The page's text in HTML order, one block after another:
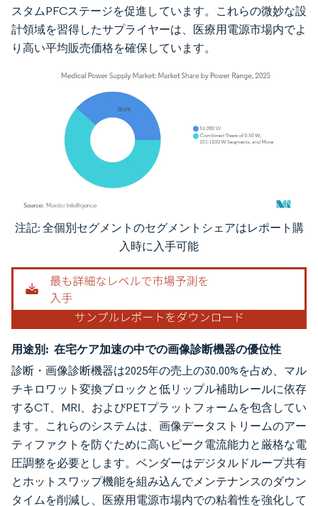
スタムPFCステージを促進しています。これらの微妙な設
計領域を習得したサプライヤーは、医療用電源市場内でよ
り高い平均販売価格を確保しています。
画像 © Mordor Intelligence。再利用にはCC BY 4.0の表示が必要です。
注記: 全個別セグメントのセグメントシェアはレポート購
入時に入手可能
用途別: 在宅ケア加速の中での画像診断機器の優位性
診断・画像診断機器は2025年の売上の30.00%を占め、マル
チキロワット変換ブロックと低リップル補助レールに依存
するCT、MRI、およびPETプラットフォームを包含してい
ます。これらのシステムは、画像データストリームのアー
ティファクトを防ぐために高いピーク電流能力と厳格な電
圧調整を必要とします。ベンダーはデジタルドループ共有
とホットスワップ機能を組み込んでメンテナンスのダウン
タイムを削減し、医療用電源市場内での粘着性を強化して